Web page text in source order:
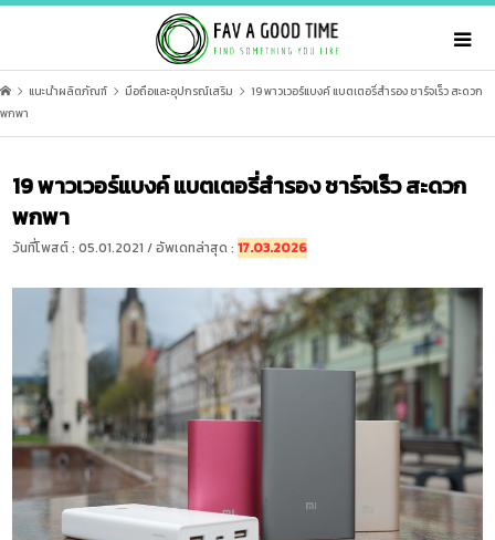
แนะนำผลิตภัณฑ์ มือถือและอุปกรณ์เสริม
19 พาวเวอร์แบงค์ แบตเตอรี่สำรอง ชาร์จเร็ว สะดวก
พกพา
19 พาวเวอร์แบงค์ แบตเตอรี่สำรอง ชาร์จเร็ว สะดวก
พกพา
วันที่โพสต์ : 05.01.2021 / อัพเดทล่าสุด :17.03.2026